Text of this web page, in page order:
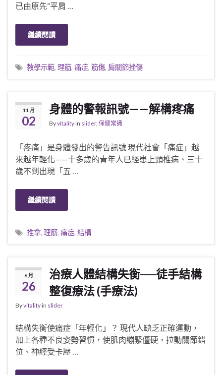
已由原先“平肩 …
繼續閱讀
教學示範, 理筋, 痛症, 筋傷, 肩關節挫傷
11 月
02
身體的警報訊號——解構疼痛
Byvitalityin slider, 保健常識
「疼痛」是身體發出的警告訊號 現代社會「痛症」越
來越年輕化——十多歲的青年人已經患上頸椎病、三十
歲不到出現「五 …
繼續閱讀
推拿, 理筋, 痛症, 結構
6 月
26
治療人體結構失衡──徒手結構
整復療法 (手療法)
Byvitalityin slider
結構失衡使痛症「年輕化」？ 現代人缺乏正確運動，
加上各種不良姿勢習慣，使肌肉繃緊僵硬，拉動關節錯
位、神經受卡壓 …